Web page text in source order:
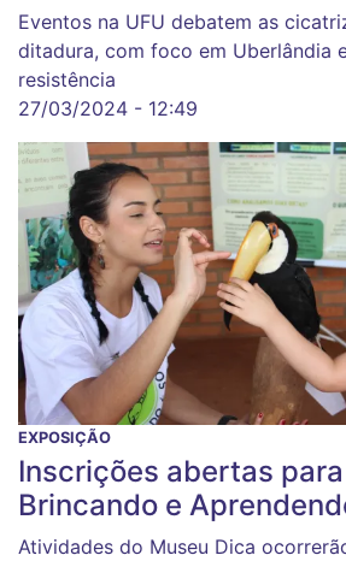
Eventos na UFU debatem as
ditadura, com foco em Uberlândia
resistência
27/03/2024 - 12:49
EXPOSIÇÃO
Inscrições abertas
Brincando e
Atividades do Museu Dica